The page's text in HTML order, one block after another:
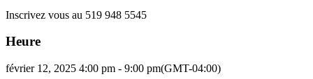
Inscrivez vous au 519 948 5545
Heure
février 12, 2025 4:00 pm - 9:00 pm(GMT-04:00)